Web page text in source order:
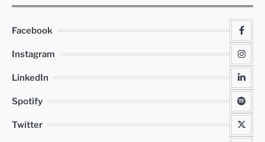
Facebook
Instagram
LinkedIn
Spotify
Twitter